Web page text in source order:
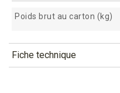
Poids brut au carton (kg)
Fiche technique